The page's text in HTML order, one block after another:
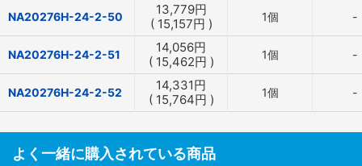
NA20276H-24-2-50 13,779円
( 15,157円 ) 1個 -
NA20276H-24-2-51 14,056円
( 15,462円 ) 1個 -
NA20276H-24-2-52 14,331円
( 15,764円 ) 1個 -
よく一緒に購入されている商品